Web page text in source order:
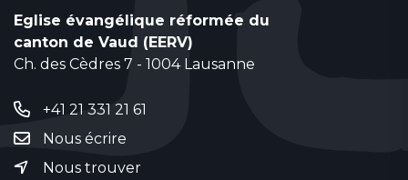
Eglise évangélique réformée du
canton de Vaud (EERV)
Ch. des Cèdres 7 - 1004 Lausanne
+41 21 331 21 61
Nous écrire
Nous trouver